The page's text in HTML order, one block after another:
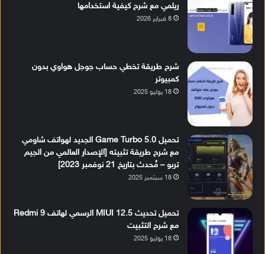
ريلمي مع شرح كيفية استخدامها
8 فبراير 2026
شرح طريقة تخطي حساب جوجل هواوي بدون
كمبيوتر
18 يوليو 2025
تحميل Game Turbo 5.0 الجديد لهواتف شاومي
مع شرح طريقة تثبيته [الإصدار العالمي من الجيم
تربو – مُحدث بتاريخ 21 نوفمبر 2023]
18 سبتمبر 2025
تحميل تحديث MIUI 12.5 الرسمي لهاتف Redmi 9
مع شرح التثبيت
18 يوليو 2025